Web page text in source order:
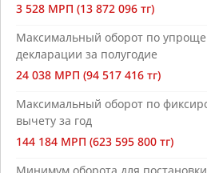
3 528 МРП (13 872 096 тг)
Максимальный оборот по
декларации за полугодие
24 038 МРП (94 517 416 тг)
Максимальный оборот по
вычету за год
144 184 МРП (623 595 800 тг)